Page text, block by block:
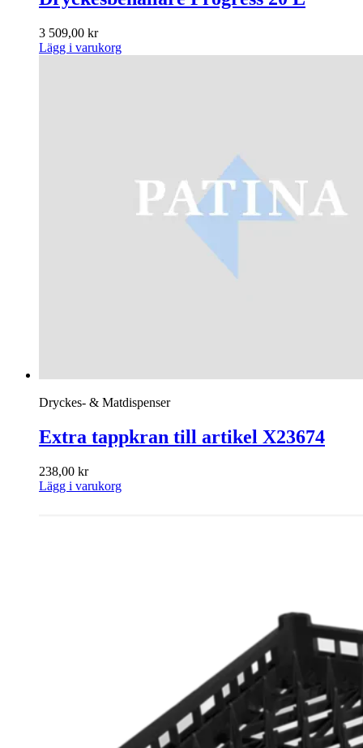
3 509,00 kr
Lägg i varukorg
Dryckes- & Matdispenser
Extra tappkran till artikel X23674
238,00 kr
Lägg i varukorg